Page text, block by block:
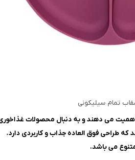
تمام سیلیکونی
اهمیت می دهند و به دنبال محصولات
طراحی فوق العاده جذاب و کاربردی دارد.